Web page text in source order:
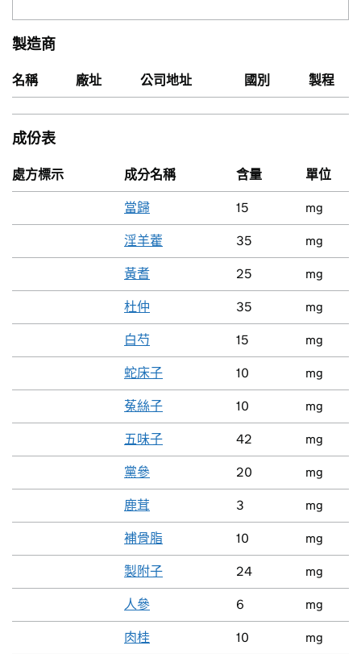
製造商
名稱 廠址 公司地址 國別 製程
成份表
處方標示 成分名稱 含量 單位
當歸 15 mg
淫羊藿 35 mg
黃耆 25 mg
杜仲 35 mg
白芍 15 mg
蛇床子 10 mg
菟絲子 10 mg
五味子 42 mg
黨參 20 mg
鹿茸 3 mg
補骨脂 10 mg
製附子 24 mg
人參 6 mg
肉桂 10 mg